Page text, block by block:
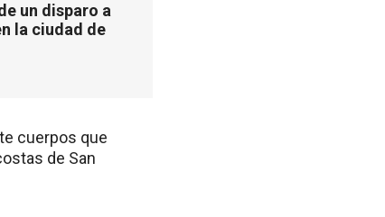
un disparo a
la ciudad de
cuerpos que
de San